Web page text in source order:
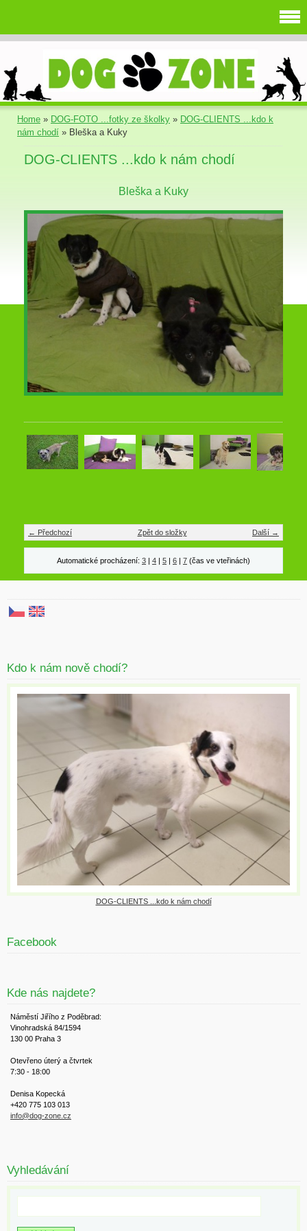
Home » DOG-FOTO ...fotky ze školky » DOG-CLIENTS ...kdo k
nám chodí » Bleška a Kuky
DOG-CLIENTS ...kdo k nám chodí
Bleška a Kuky
← Předchozí Další →
Zpět do složky
Automatické procházení: 3 | 4 | 5 | 6 | 7 (čas ve vteřinách)
Kdo k nám nově chodí?
DOG-CLIENTS ...kdo k nám chodí
Facebook
Kde nás najdete?
Náměstí Jiřího z Poděbrad:
Vinohradská 84/1594
130 00 Praha 3
Otevřeno úterý a čtvrtek
7:30 - 18:00
Denisa Kopecká
+420 775 103 013
info@dog-zone.cz
Vyhledávání